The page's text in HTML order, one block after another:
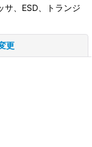
サ、ESD、トランジ
更